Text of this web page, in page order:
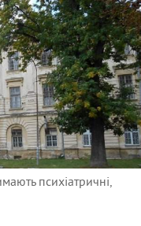
психіатричні,